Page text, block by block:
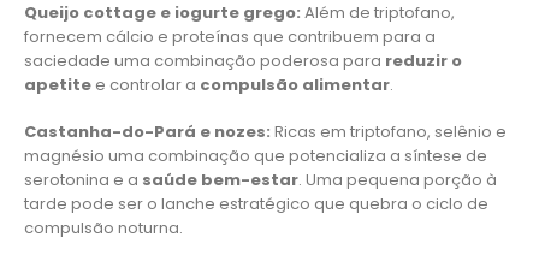
Queijo cottage e iogurte grego: Além de triptofano,
fornecem cálcio e proteínas que contribuem para a
saciedade uma combinação poderosa para reduzir o
apetite e controlar a compulsão alimentar.
Castanha-do-Pará e nozes: Ricas em triptofano, selênio e
magnésio uma combinação que potencializa a síntese de
serotonina e a saúde bem-estar. Uma pequena porção à
tarde pode ser o lanche estratégico que quebra o ciclo de
compulsão noturna.